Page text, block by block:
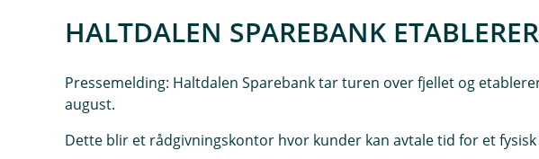
HALTDALEN SPAREBANK
Pressemelding: Haltdalen Sparebank tar turen over fjellet og
august.
Dette blir et rådgivningskontor hvor kunder kan avtale tid for et